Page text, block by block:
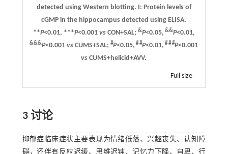
detected using Western blotting. I: Protein levels of
cGMP in the hippocampus detected using ELISA.
**P<0.01, ***P<0.001 vsCON+SAL; &P<0.05, &&P<0.01,
&&&P<0.001vs CUMS+SAL;#P<0.05, # #P<0.01, # # #P<0.001
vs CUMS+helicid+AVV.
Full size
3 讨论
抑郁症临床症状主要表现为情绪低落、兴趣丧失、认知障
碍，还伴有反应迟缓、思维迟钝、记忆力下降、自卑、行